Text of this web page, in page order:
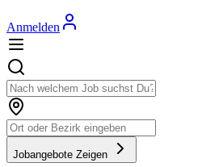
Anmelden
Jobangebote Zeigen